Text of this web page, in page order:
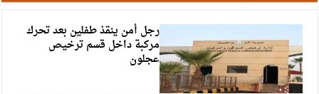
رجل أمن ينقذ طفلين بعد تحرك
مركبة داخل قسم ترخيص
عجلون